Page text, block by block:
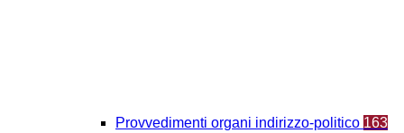
Provvedimenti organi indirizzo-politico 163